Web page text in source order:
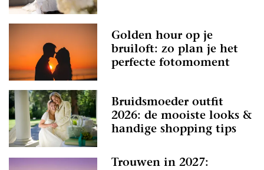
Golden hour op je
bruiloft: zo plan je het
perfecte fotomoment
Bruidsmoeder outfit
2026: de mooiste looks &
handige shopping tips
Trouwen in 2027: